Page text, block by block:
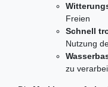
Freien
Schnell
Nutzung
zu